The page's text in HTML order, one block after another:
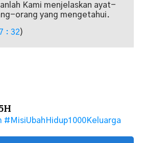
Kami menjelaskan ayat-
orang yang mengetahui.
: 32)
#MisiUbahHidup1000Keluarga